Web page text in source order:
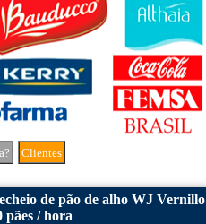
Clientes
de pão de alho WJ Vernillo
pães / hora